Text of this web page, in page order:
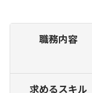
職務内容
求めるスキル